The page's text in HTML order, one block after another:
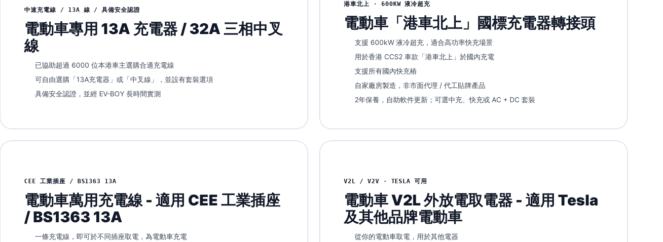
中速充電線 / 13A 線 / 具備安全認證
電動車專用 13A 充電器 / 32A 三相中叉
線
已協助超過 6000 位本港車主選購合適充電線
可自由選購「13A充電器」或「中叉線」，並設有套裝選項
具備安全認證，並經 EV-BOY 長時間實測
港車北上 · 600KW 液冷超充
電動車「港車北上」國標充電器轉接頭
支援 600kW 液冷超充，適合高功率快充場景
用於香港 CCS2 車款「港車北上」於國內充電
支援所有國內快充樁
自家廠房製造，非市面代理 / 代工貼牌產品
2年保養，自助軟件更新；可選中充、快充或 AC + DC 套裝
CEE 工業插座 / BS1363 13A
電動車萬用充電線 - 適用 CEE 工業插座
/ BS1363 13A
一條充電線，即可於不同插座取電，為電動車充電
V2L / V2V · TESLA 可用
電動車 V2L 外放電取電器 - 適用 Tesla
及其他品牌電動車
從你的電動車取電，用於其他電器